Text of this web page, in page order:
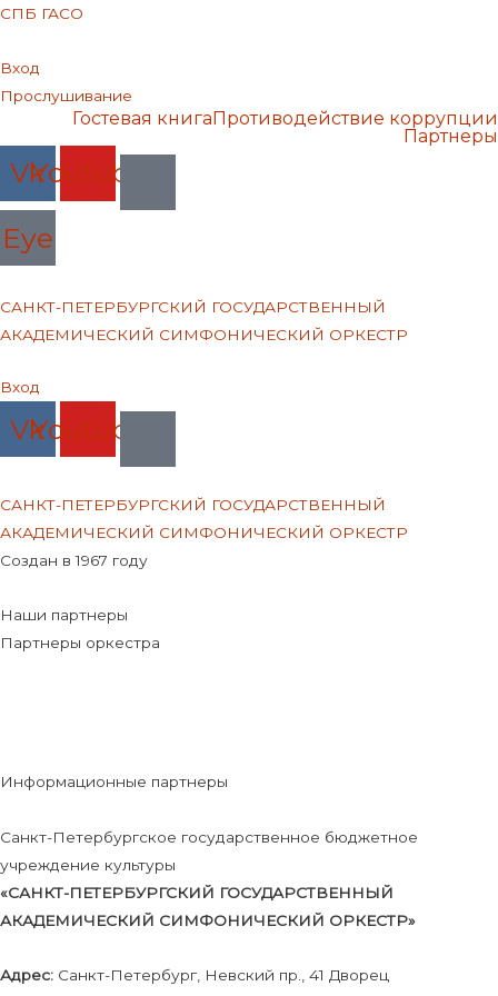
СПБ ГАСО
Вход
Прослушивание
Гостевая книгаПротиводействие коррупции
Партнеры
VkYoutube
Eye
САНКТ-ПЕТЕРБУРГСКИЙ ГОСУДАРСТВЕННЫЙ
АКАДЕМИЧЕСКИЙ СИМФОНИЧЕСКИЙ ОРКЕСТР
Вход
VkYoutube
САНКТ-ПЕТЕРБУРГСКИЙ ГОСУДАРСТВЕННЫЙ
АКАДЕМИЧЕСКИЙ СИМФОНИЧЕСКИЙ ОРКЕСТР
Создан в 1967 году
Наши партнеры
Партнеры оркестра
Информационные партнеры
Санкт-Петербургское государственное бюджетное
учреждение культуры
«САНКТ-ПЕТЕРБУРГСКИЙ ГОСУДАРСТВЕННЫЙ
АКАДЕМИЧЕСКИЙ СИМФОНИЧЕСКИЙ ОРКЕСТР»
Адрес: Санкт-Петербург, Невский пр., 41 Дворец